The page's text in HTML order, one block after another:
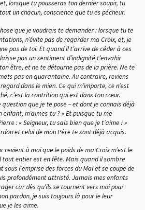
lorsque tu pousseras ton dernier soupir, tu
un chacun, conscience que tu es pécheur.
que je voudrais te demander : lorsque tu te
n’évite pas de regarder ma Croix, et, je
pas de toi. Et quand il t’arrive de céder à ces
pas un sentiment d’indignité t’envahir
être, et ne te détourne pas de la prière. Ne te
pas en quarantaine. Au contraire, reviens
dans le mien. Ce qui m’importe, ce n’est
c’est la contrition qui est dans ton cœur.
question que je te pose – et dont je connais déjà
enfant, m’aimes-tu ? » Et puisque tu me
: « Seigneur, tu sais bien que je t’aime ! »
et celui de mon Père te sont déjà acquis.
revient à moi que le poids de ma Croix m’est le
tout entier est en fête. Mais quand il sombre
sous l’emprise des forces du Mal et se coupe de
profondément attristé. Jamais mes enfants
car dès qu’ils se tournent vers moi pour
pardon, je suis toujours là pour le leur
je les aime.